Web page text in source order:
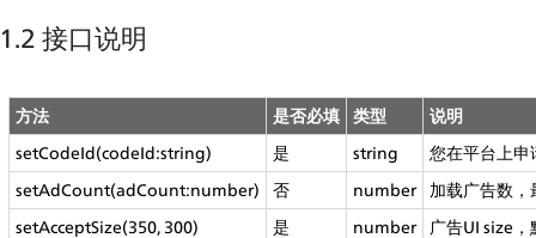
1.2 接口说明
方法 是否必填 类型
说明
setCodeId(codeId:string)
是 string
您在平台上
setAdCount(adCount:number)
否 number
加载广告数
setAcceptSize(350, 300)
是 number 广告UI size